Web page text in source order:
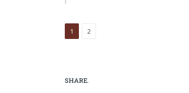
1 2
SHARE.